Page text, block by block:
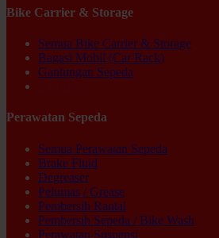
Bike Carrier & Storage
Semua Bike Carrier & Storage
Bagasi Mobil (Car Rack)
Gantungan Sepeda
Perawatan Sepeda
Semua Perawatan Sepeda
Brake Fluid
Degreaser
Pelumas / Grease
Pembersih Rantai
Pembersih Sepeda / Bike Wash
Perawatan Suspensi